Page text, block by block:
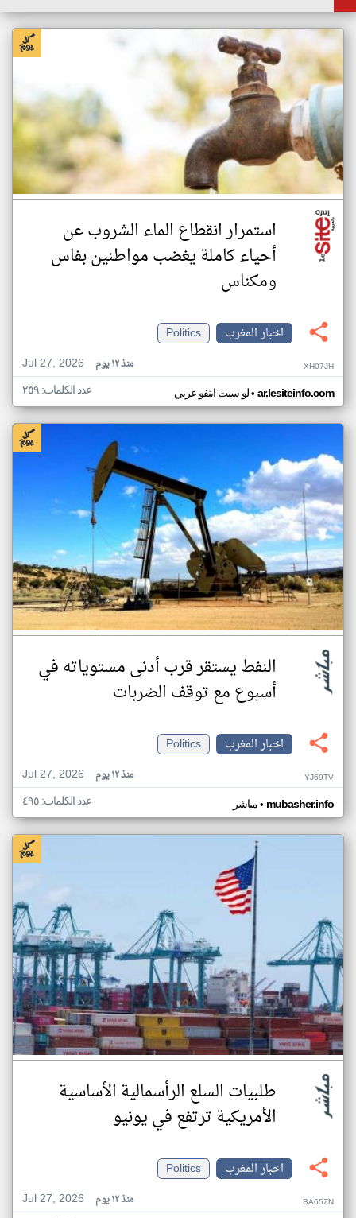
استمرار انقطاع الماء الشروب عن
أحياء كاملة يغضب مواطنين بفاس
ومكناس
اخبار المغرب
Politics
Jul 27, 2026
منذ ١٢ يوم XH07JH
لو سيت اينفو عربي• ar.lesiteinfo.com عدد الكلمات: ٢٥٩
النفط يستقر قرب أدنى مستوياته في
أسبوع مع توقف الضربات
اخبار المغرب
Politics
Jul 27, 2026
منذ ١٢ يوم YJ69TV
مباشر• mubasher.info عدد الكلمات: ٤٩٥
طلبيات السلع الرأسمالية الأساسية
الأمريكية ترتفع في يونيو
اخبار المغرب
Politics
Jul 27, 2026
منذ ١٢ يوم BA65ZN